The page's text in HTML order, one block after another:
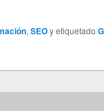
,SEOy etiquetado